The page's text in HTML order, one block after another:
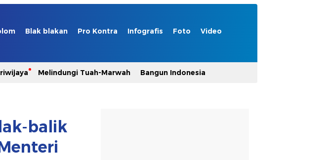
Blak blakan Pro Kontra Infografis Foto Video
Melindungi Tuah-Marwah Bangun Indonesia
balik